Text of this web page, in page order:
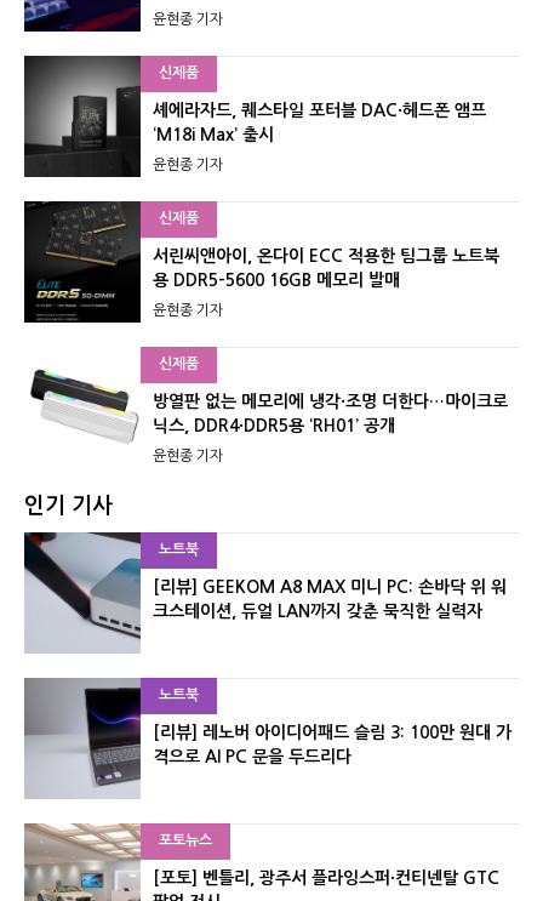
윤현종 기자
신제품
셰에라자드, 퀘스타일 포터블 DAC·헤드폰 앰프
‘M18i Max’ 출시
윤현종 기자
신제품
서린씨앤아이, 온다이 ECC 적용한 팀그룹 노트북
용 DDR5-5600 16GB 메모리 발매
윤현종 기자
신제품
방열판 없는 메모리에 냉각·조명 더한다…마이크로
닉스, DDR4·DDR5용 ‘RH01’ 공개
윤현종 기자
인기 기사
노트북
[리뷰] GEEKOM A8 MAX 미니 PC: 손바닥 위 워
크스테이션, 듀얼 LAN까지 갖춘 묵직한 실력자
노트북
[리뷰] 레노버 아이디어패드 슬림 3: 100만 원대 가
격으로 AI PC 문을 두드리다
포토뉴스
[포토] 벤틀리, 광주서 플라잉스퍼·컨티넨탈 GTC